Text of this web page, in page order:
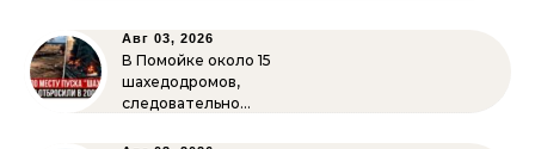
Авг 03, 2026
В Помойке около 15
шахедодромов,
следовательно…